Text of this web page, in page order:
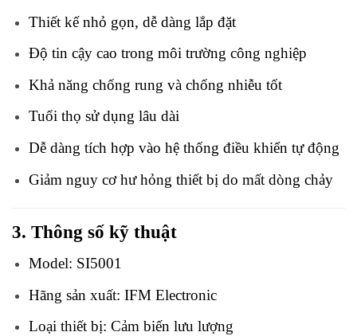
Thiết kế nhỏ gọn, dễ dàng lắp đặt
Độ tin cậy cao trong môi trường công nghiệp
Khả năng chống rung và chống nhiễu tốt
Tuổi thọ sử dụng lâu dài
Dễ dàng tích hợp vào hệ thống điều khiển tự động
Giảm nguy cơ hư hỏng thiết bị do mất dòng chảy
3. Thông số kỹ thuật
Model: SI5001
Hãng sản xuất: IFM Electronic
Loại thiết bị: Cảm biến lưu lượng